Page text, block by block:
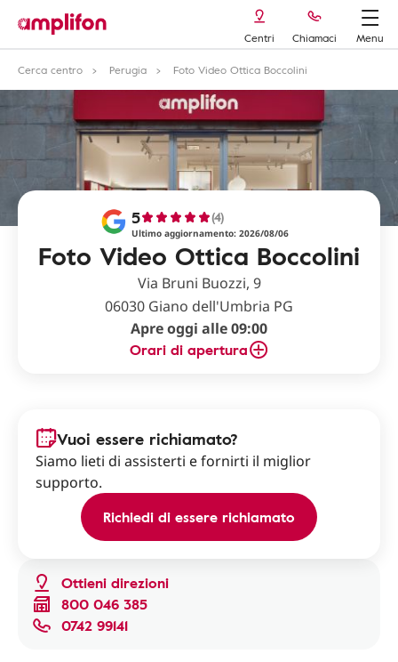
Centri Chiamaci
Menu
Cerca centro
Perugia Foto Video Ottica Boccolini
Foto Video Ottica Boccolini
5 (4)
Ultimo aggiornamento: 2026/08/06
Via Bruni Buozzi, 9
06030 Giano dell'Umbria PG
Apre oggi alle 09:00
Orari di apertura
Ottieni direzioni
800 046 385
0742 99141
Vuoi essere richiamato?
Siamo lieti di assisterti e fornirti il miglior
supporto.
Richiedi di essere richiamato